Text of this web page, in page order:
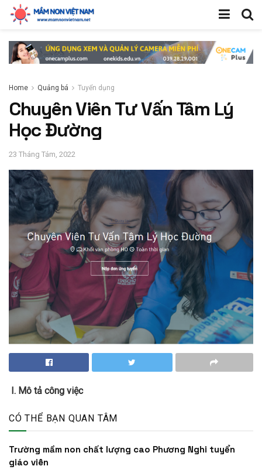
Home Quảng bá Tuyển dụng
Chuyên Viên Tư Vấn Tâm Lý
Học Đường
23 Tháng Tám, 2022
I. Mô tả công việc
CÓ THỂ BẠN QUAN TÂM
Trường mầm non chất lượng cao Phương Nghi tuyển
giáo viên